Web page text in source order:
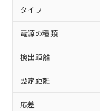
タイプ
電源の種類
検出距離
設定距離
応差